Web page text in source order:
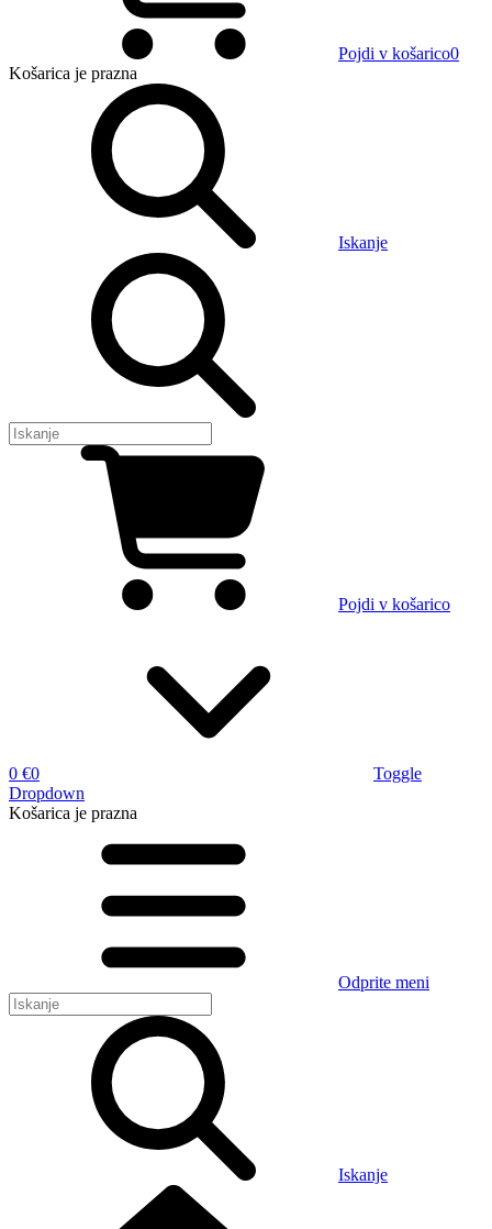
Pojdi v košarico0
Košarica je prazna
Iskanje
Pojdi v košarico
0 €0
Toggle
Dropdown
Košarica je prazna
Odprite meni
Iskanje